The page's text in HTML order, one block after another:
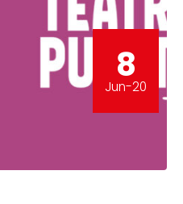
8
Jun-20